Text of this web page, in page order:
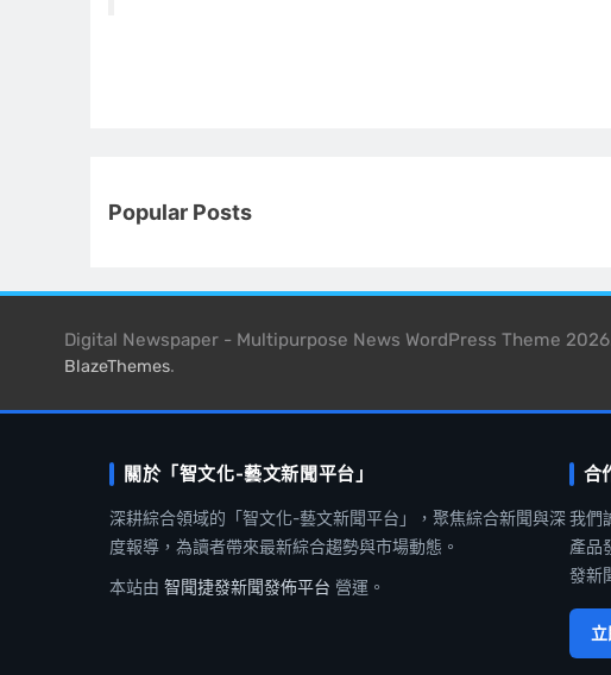
Popular Posts
Digital Newspaper - Multipurpose News WordPress Theme
BlazeThemes.
關於「智文化-藝文新聞平台」
深耕綜合領域的「智文化-藝文新聞平台」，聚焦綜合新聞與深
度報導，為讀者帶來最新綜合趨勢與市場動態。
本站由 智聞捷發新聞發佈平台 營運。
合
我們
產品
發新